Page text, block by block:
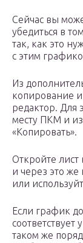
Сейчас вы
убедиться в
так, как это
с этим
Из
копирование
редактор. Для
месту ПКМ и
«Копировать».
Откройте лист
и через это же
или
Если график
соответствует
таком же